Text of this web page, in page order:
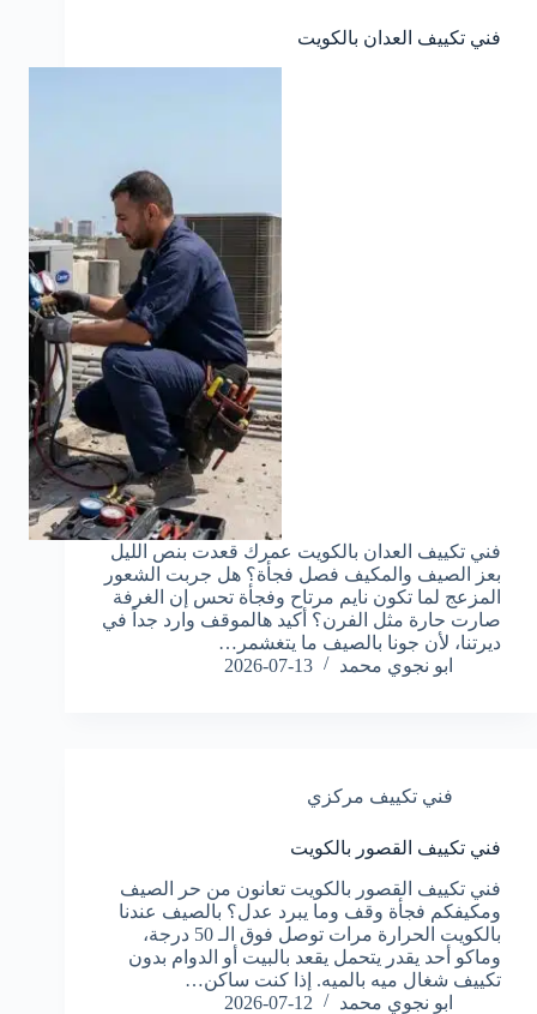
فني تكييف العدان بالكويت
فني تكييف العدان بالكويت عمرك قعدت بنص الليل
بعز الصيف والمكيف فصل فجأة؟ هل جربت الشعور
المزعج لما تكون نايم مرتاح وفجأة تحس إن الغرفة
صارت حارة مثل الفرن؟ أكيد هالموقف وارد جداً في
ديرتنا، لأن جونا بالصيف ما يتغشمر…
ابو نجوي محمد
2026-07-13
فني تكييف مركزي
فني تكييف القصور بالكويت
فني تكييف القصور بالكويت تعانون من حر الصيف
ومكيفكم فجأة وقف وما يبرد عدل؟ بالصيف عندنا
بالكويت الحرارة مرات توصل فوق الـ 50 درجة،
وماكو أحد يقدر يتحمل يقعد بالبيت أو الدوام بدون
تكييف شغال ميه بالميه. إذا كنت ساكن…
ابو نجوي محمد
2026-07-12